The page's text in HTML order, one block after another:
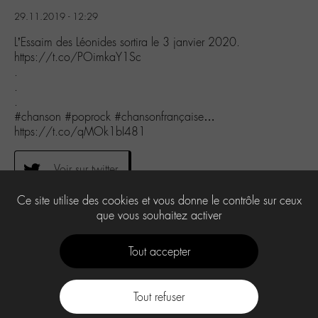
29.11.2019 - 12:29
L’Essaim des Léonides sortira le 3 janvier 2020.
https://t.co/POimkaY1Sc
.
.
.
#chanson #poprock #chansonfrançaise…
https://t.co/qMOk1bI481
Voir sur twitter
Ce site utilise des cookies et vous donne le contrôle sur ceux
que vous souhaitez activer
Tout accepter
Tout refuser